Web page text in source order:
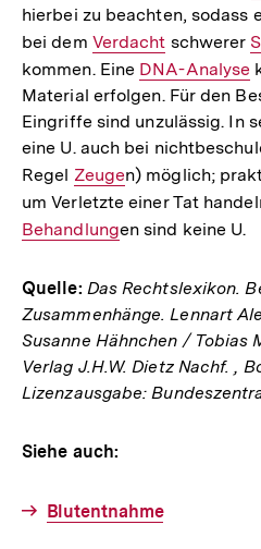
hierbei zu beachten, sodass
bei dem Interner
Link:
Verdacht schwerer
kommen. Eine Interner
Link:
DNA-Analyse
Material erfolgen. Für den
Eingriffe sind unzulässig. In
eine U. auch bei
Regel Interner
Link:
Zeugen) möglich;
um Verletzte einer Tat
Behandlungen sind keine U.
Quelle: Das Rechtslexikon.
Zusammenhänge. Lennart
Susanne Hähnchen / Tobias
Verlag J.H.W. Dietz Nachf. ,
Lizenzausgabe:
Siehe auch:
Blutentnahme